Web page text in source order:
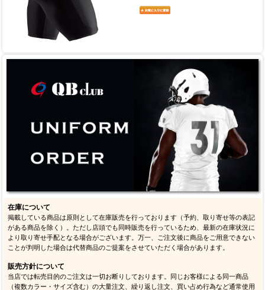
在庫について
掲載している商品は原則として在庫販売を行っております（予約、取り寄せ等の表記
がある商品を除く）。ただし店頭でも同時販売を行っているため、最新の在庫状況に
より取り寄せ手配となる場合がございます。万一、ご注文後に商品をご用意できない
ことが判明した場合は代替商品のご提案をさせていただく場合があります。
販売方針について
当店では転売目的のご注文は一切お断りしております。同じお客様による同一商品
（複数カラー・サイズ含む）の大量注文、繰り返し注文、買い占め行為など通常使用